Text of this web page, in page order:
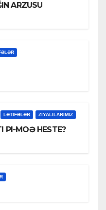
ARZUSU
LƏTIFƏLƏR ZİYALILARIMIZ
PI-MOƏ HESTE?